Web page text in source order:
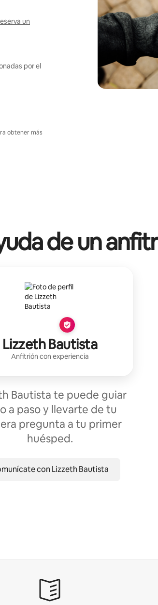
un
por el
obtener más
de un
Lizzeth Bautista
Anfitrión con experiencia
Bautista te puede guiar
a paso y llevarte de tu
pregunta a tu primer
huésped.
con Lizzeth Bautista